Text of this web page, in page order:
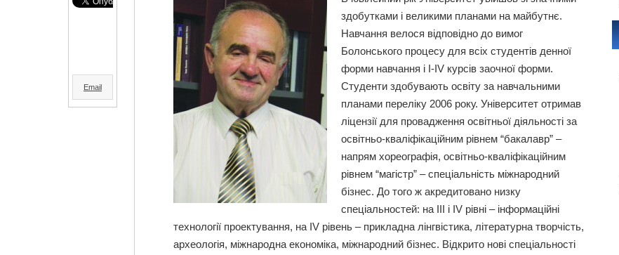
Email
здобутками і великими планами на майбутнє.
Навчання велося відповідно до вимог
Болонського процесу для всіх студентів денної
форми навчання і I-IV курсів заочної форми.
Студенти здобувають освіту за навчальними
планами переліку 2006 року. Університет отримав
ліцензії для провадження освітньої діяльності за
освітньо-кваліфікаційним рівнем “бакалавр” –
напрям хореографія, освітньо-кваліфікаційним
рівнем “магістр” – спеціальність міжнародний
бізнес. До того ж акредитовано низку
спеціальностей: на III і IV рівні – інформаційні
технології проектування, на IV рівень – прикладна лінгвістика, літературна творчість,
археологія, міжнародна економіка, міжнародний бізнес. Відкрито нові спеціальності